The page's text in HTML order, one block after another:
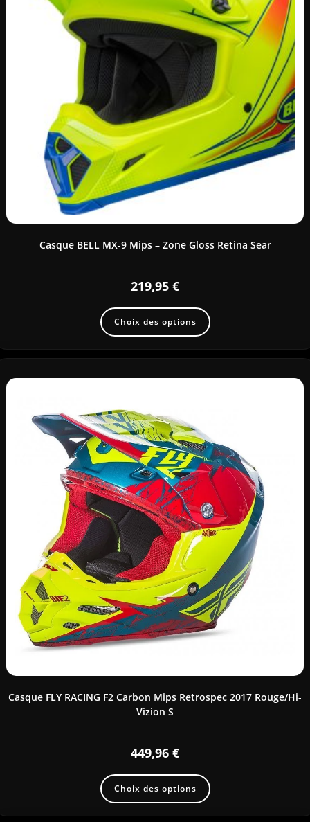
Casque BELL MX-9 Mips – Zone Gloss Retina Sear
219,95 €
Choix des options
Casque FLY RACING F2 Carbon Mips Retrospec 2017 Rouge/Hi-
Vizion S
449,96 €
Choix des options